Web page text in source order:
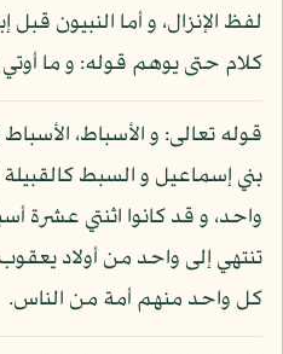
لفظ الإنزال، و أما النبيون
كلام حتى يوهم قوله: و ما
قوله تعالى: و الأسباط، الأسباط
بني إسماعيل و السبط
واحد، و قد كانوا اثنتي عشرة
تنتهي إلى واحد من أولاد
كل واحد منهم أمة من الناس.